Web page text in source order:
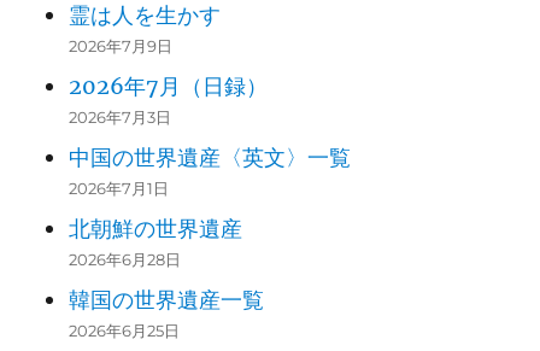
霊は人を生かす
2026年7月9日
2026年7月（日録）
2026年7月3日
中国の世界遺産〈英文〉一覧
2026年7月1日
北朝鮮の世界遺産
2026年6月28日
韓国の世界遺産一覧
2026年6月25日